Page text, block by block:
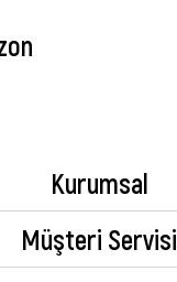
Kurumsal
Müşteri Servisi